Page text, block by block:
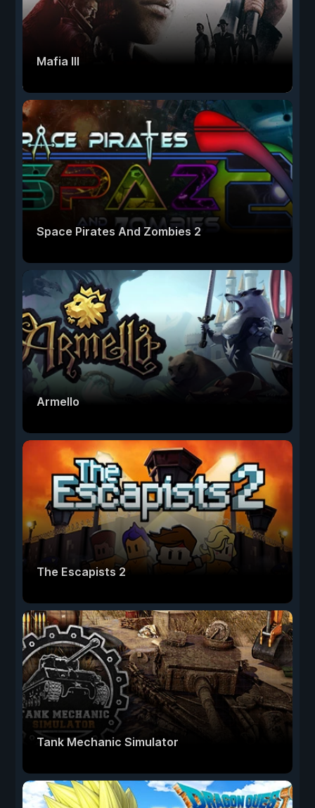
Mafia III
Space Pirates And Zombies 2
Armello
The Escapists 2
Tank Mechanic Simulator